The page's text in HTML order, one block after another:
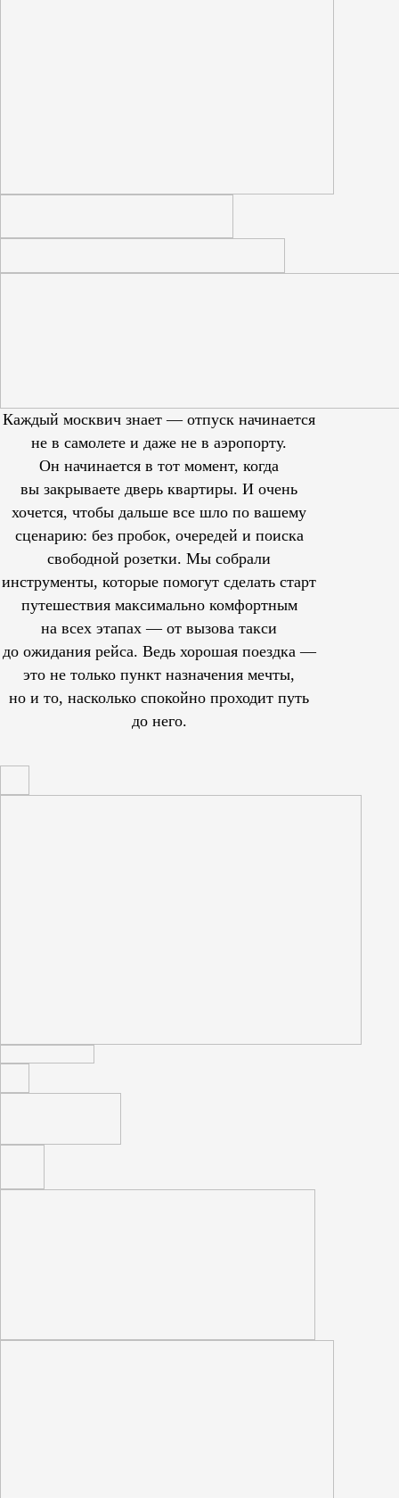
Каждый москвич знает — отпуск начинается
не в самолете и даже не в аэропорту.
Он начинается в тот момент, когда
вы закрываете дверь квартиры. И очень
хочется, чтобы дальше все шло по вашему
сценарию: без пробок, очередей и поиска
свободной розетки. Мы собрали
инструменты, которые помогут сделать старт
путешествия максимально комфортным
на всех этапах — от вызова такси
до ожидания рейса. Ведь хорошая поездка —
это не только пункт назначения мечты,
но и то, насколько спокойно проходит путь
до него.